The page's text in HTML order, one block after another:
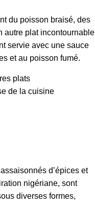
du poisson braisé, des
autre plat incontournable
servie avec une sauce
et au poisson fumé.
d’épices et
nigériane, sont
diverses formes,